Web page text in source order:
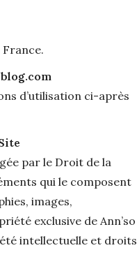
France.
d’utilisation ci-après
par le Droit de la
qui le composent
images,
exclusive de Ann’so
intellectuelle et droits